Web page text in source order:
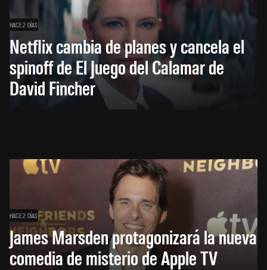
HACE 2 DÍAS
Netflix cambia de planes y cancela el
spinoff de El Juego del Calamar de
David Fincher
HACE 2 DÍAS
James Marsden protagonizará la nueva
comedia de misterio de Apple TV